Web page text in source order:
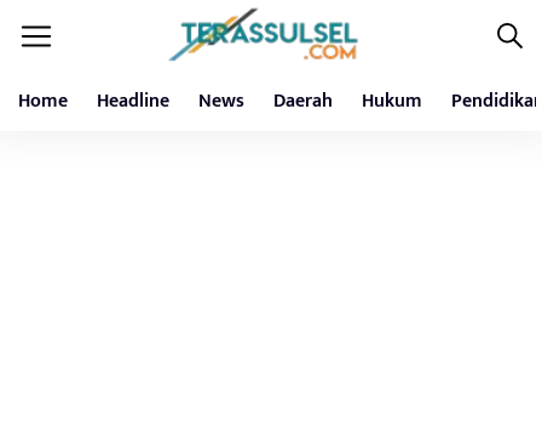
Home Headline News Daerah Hukum